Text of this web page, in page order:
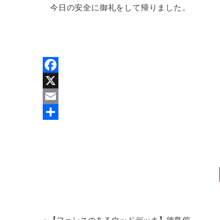
今日の安全に御礼をして帰りました。
Facebook
X
Email